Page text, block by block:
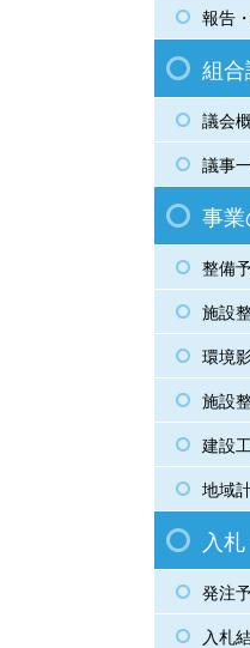
報告
組合
議会
議事
事業
整備
施設
環境
施設
建設
地域
入
発注
入札